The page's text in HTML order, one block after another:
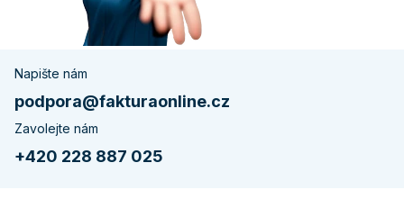
Napište nám
podpora@fakturaonline.cz
Zavolejte nám
+420 228 887 025